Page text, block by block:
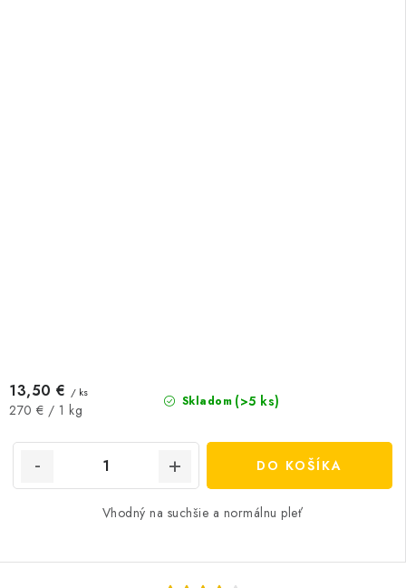
Skladom (>5 ks)
13,50 € / ks
Jednotková
270 € / 1 kg
DO KOŠÍKA
Vhodný na suchšie a normálnu pleť